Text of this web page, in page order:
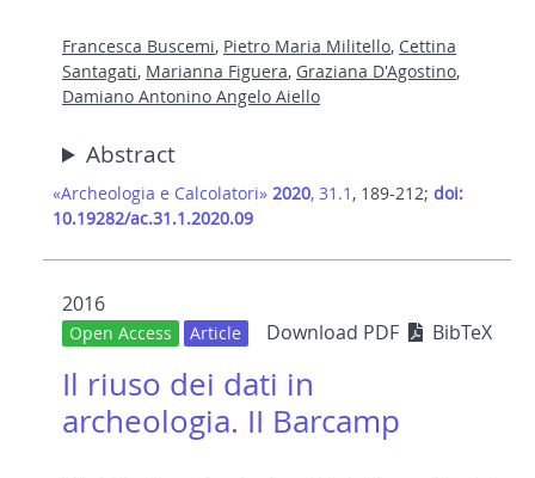
Francesca Buscemi, Pietro Maria Militello, Cettina
Santagati, Marianna Figuera, Graziana D'Agostino,
Damiano Antonino Angelo Aiello
Abstract
«Archeologia e Calcolatori» 2020, 31.1 , 189-212; doi:
10.19282/ac.31.1.2020.09
2016
Open Access Article Download PDF BibTeX
Il riuso dei dati in
archeologia. II Barcamp